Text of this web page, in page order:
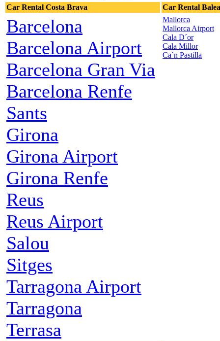
Car Rental Costa Brava Car Rental
Barcelona
Barcelona Airport
Barcelona Gran Via
Barcelona Renfe
Sants
Girona
Girona Airport
Girona Renfe
Reus
Reus Airport
Salou
Sitges
Tarragona Airport
Tarragona
Terrasa
Mallorca
Mallorca Airport
Cala D´or
Cala Millor
Ca´n Pastilla